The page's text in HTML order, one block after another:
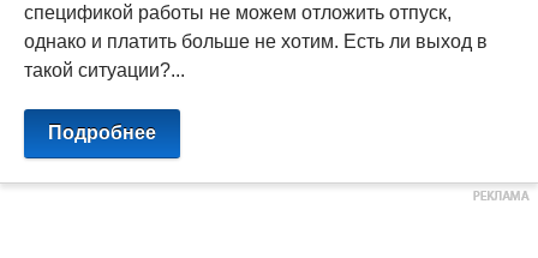
спецификой работы не можем отложить отпуск,
однако и платить больше не хотим. Есть ли выход в
такой ситуации?...
Подробнее